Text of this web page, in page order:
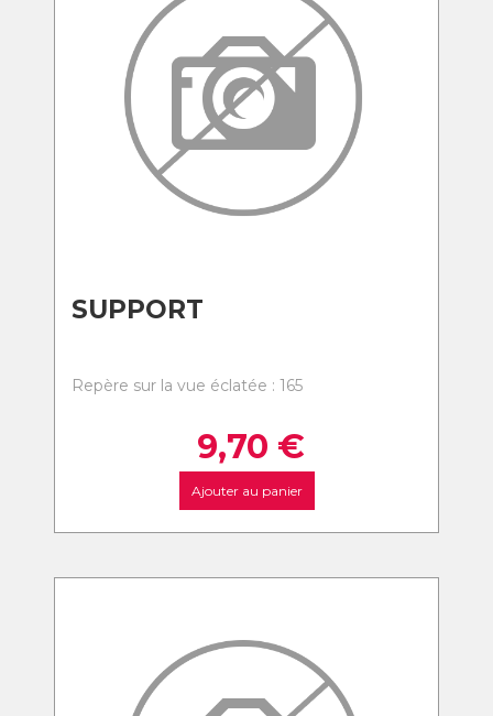
SUPPORT
Repère sur la vue éclatée : 165
9,70 €
Ajouter au panier